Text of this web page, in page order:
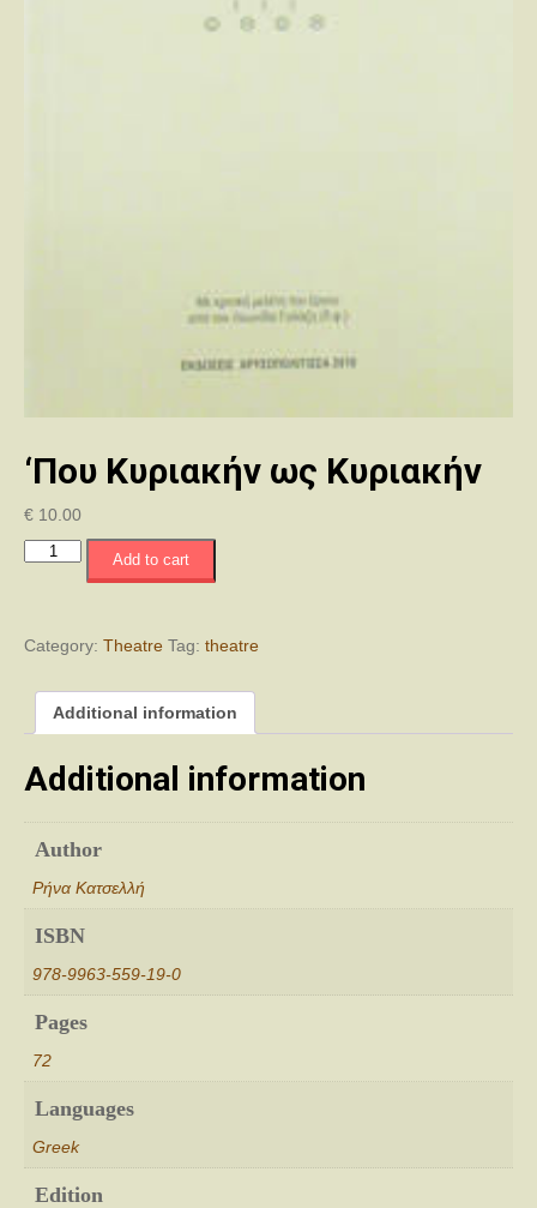
‘Που Κυριακήν ως Κυριακήν
€ 10.00
‘Που
quantity
Add to cart
Category: Theatre Tag: theatre
Additional information
Additional information
Author
Ρήνα Κατσελλή
ISBN
978-9963-559-19-0
Pages
72
Languages
Greek
Edition